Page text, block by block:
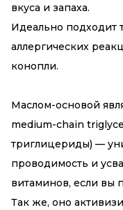
вкуса и запаха.
Идеально подходит
аллергических
конопли.
Маслом-основой
medium-chain
триглицериды) —
проводимость и
витаминов, если вы
Так же, оно